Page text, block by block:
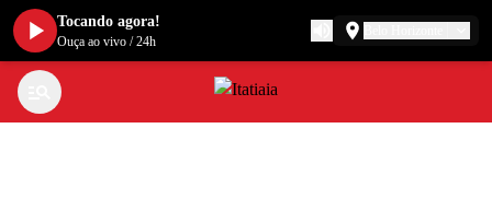
Tocando agora!
Ouça ao vivo /24h